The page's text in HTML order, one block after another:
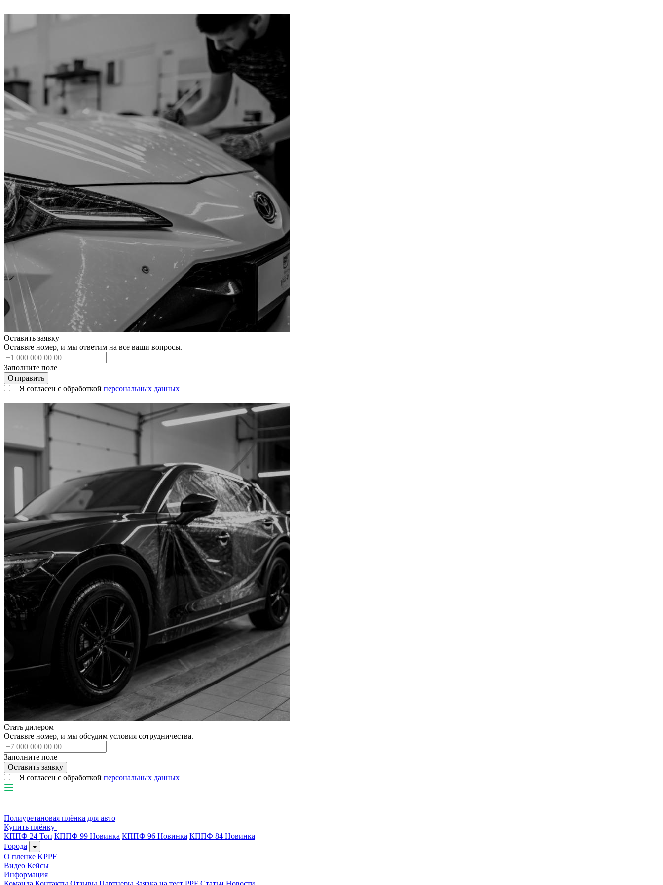
Оставить заявку
Оставьте номер, и мы ответим на все ваши вопросы.
Заполните поле
Я согласен с обработкой персональных данных
Стать дилером
Оставьте номер, и мы обсудим условия сотрудничества.
Заполните поле
Я согласен с обработкой персональных данных
Полиуретановая плёнка для авто
Купить плёнку
КППФ 24 Топ КППФ 99 Новинка КППФ 96 Новинка КППФ 84 Новинка
Города
О пленке KPPF
Видео Кейсы
Информация
Команда Контакты Отзывы Партнеры Заявка на тест PPF Статьи Новости